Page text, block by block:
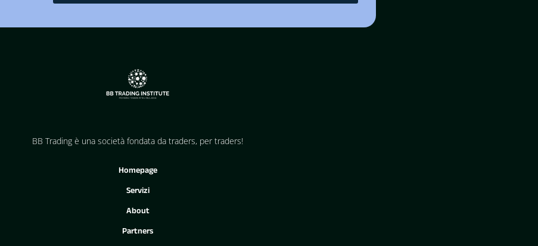
BB Trading è una società fondata da traders, per traders!
Homepage
Servizi
About
Partners